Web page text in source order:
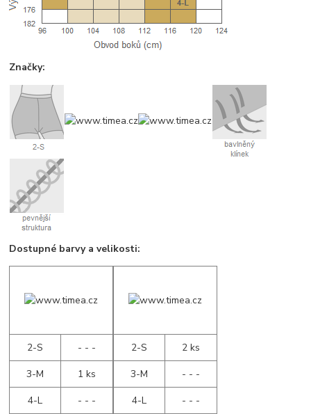
Značky:
Dostupné barvy a velikosti:
2-S
- - -
3-M
1 ks
4-L
- - -
2-S
2 ks
3-M
- - -
4-L
- - -